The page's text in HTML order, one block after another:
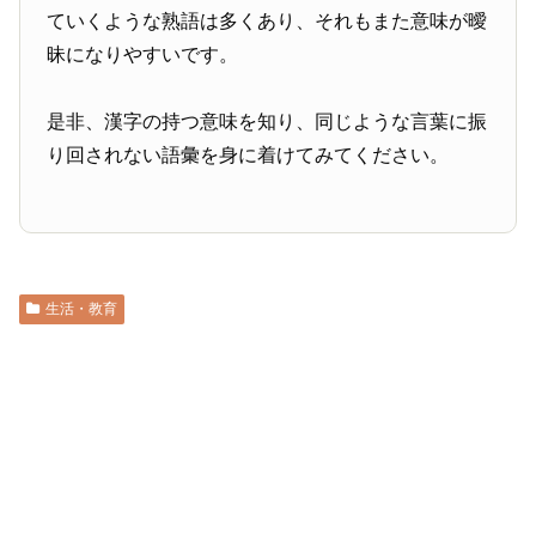
ていくような熟語は多くあり、それもまた意味が曖
昧になりやすいです。
是非、漢字の持つ意味を知り、同じような言葉に振
り回されない語彙を身に着けてみてください。
生活・教育